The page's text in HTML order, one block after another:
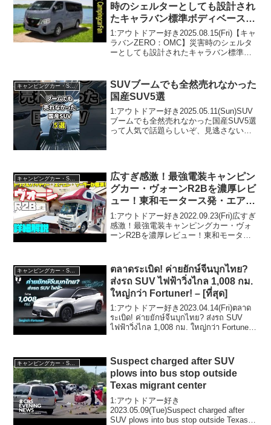
時のシェルターとしても設計され
たキャラバン標準ボディベースの
バンコンキャンピングカー
1:アウトドアー好き2025.08.15(Fri)【キャ
ラバンZERO：OMC】災害時のシェルタ
ーとしても設計されたキャラバン標準ボ
で！！2:アウトドアー好き2025.0...
キャンピングカー・SUV人気車種
SUVブームでも全然売れなかった
国産SUV5選
1:アウトドアー好き2025.05.11(Sun)SUV
ブームでも全然売れなかった国産SUV5選
って人気で話題らしいぞ、見逃さない
広すぎ感激！最強電装キャンピン
グカー・ヴォーンR2Bを濃厚レビ
ュー！東和モータース発・エアコ
ンもソーラーも標準で備えた超快
適な車中泊ができるキャブコン・
キャンパー！4WDのチョイスも
1:アウトドアー好き2022.09.23(Fri)広すぎ
感激！最強電装キャンピングカー・ヴォ
ーンR2Bを濃厚レビュー！東和モーター
キャンパー！4WDのチョイスも可能！
っ...
キャンピングカー・SUV人気車種
ตลาดระเบิด! ค่ายยักษ์จีนบุกไทย?
ส่งรถ SUV ไฟฟ้าวิ่งไกล 1,008 กม.
ใหญ่กว่า Fortuner! – [ที่สุด]
1:アウトドアー好き2023.04.14(Fri)ตลาด
ระเบิด! ค่ายยักษ์จีนบุกไทย? ส่งรถ SUV
ไฟฟ้าวิ่งไกล 1,008 กม. ใหญ่กว่า Fortuner!
Suspect charged after SUV
plows into bus stop outside
Texas migrant center
1:アウトドアー好き
2023.05.09(Tue)Suspect charged after
SUV plows into bus stop outside Texas